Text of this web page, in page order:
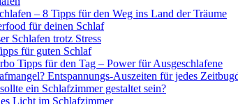
– 8 Tipps für den Weg ins Land der Träume
für deinen Schlaf
Schlafen trotz Stress
für guten Schlaf
Tipps für den Tag – Power für Ausgeschlafene
Entspannungs-Auszeiten für jedes
ein Schlafzimmer gestaltet sein?
Licht im Schlafzimmer